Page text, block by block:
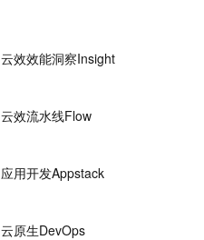
云效效能洞察Insight
云效流水线Flow
应用开发Appstack
云原生DevOps